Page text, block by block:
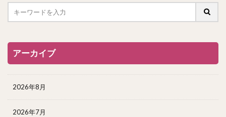
アーカイブ
2026年8月
2026年7月